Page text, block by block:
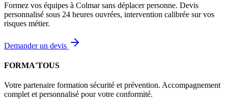
Formez vos équipes à Colmar sans déplacer personne. Devis
personnalisé sous 24 heures ouvrées, intervention calibrée sur vos
risques métier.
Demander un devis
FORMA'TOUS
Votre partenaire formation sécurité et prévention. Accompagnement
complet et personnalisé pour votre conformité.